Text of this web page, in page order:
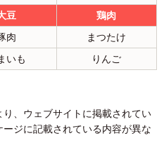
豆
鶏肉
肉
まつたけ
いも
りんご
、ウェブサイトに掲載されてい
ジに記載されている内容が異な